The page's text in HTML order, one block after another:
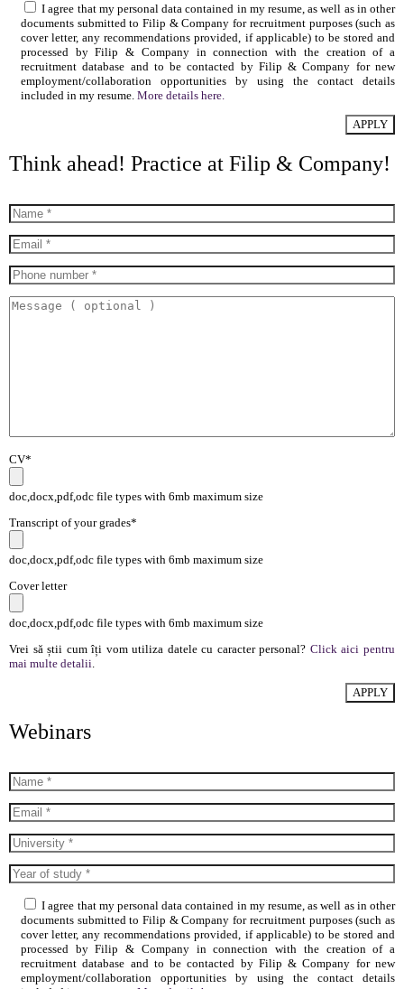
I agree that my personal data contained in my resume, as well as in other
documents submitted to Filip & Company for recruitment purposes (such as
cover letter, any recommendations provided, if applicable) to be stored and
processed by Filip & Company in connection with the creation of a
recruitment database and to be contacted by Filip & Company for new
employment/collaboration opportunities by using the contact details
included in my resume. More details here.
Think ahead! Practice at Filip & Company!
CV*
doc,docx,pdf,odc file types with 6mb maximum size
Transcript of your grades*
doc,docx,pdf,odc file types with 6mb maximum size
Cover letter
doc,docx,pdf,odc file types with 6mb maximum size
Vrei să știi cum îți vom utiliza datele cu caracter personal? Click aici pentru
mai multe detalii
Webinars
I agree that my personal data contained in my resume, as well as in other
documents submitted to Filip & Company for recruitment purposes (such as
cover letter, any recommendations provided, if applicable) to be stored and
processed by Filip & Company in connection with the creation of a
recruitment database and to be contacted by Filip & Company for new
employment/collaboration opportunities by using the contact details